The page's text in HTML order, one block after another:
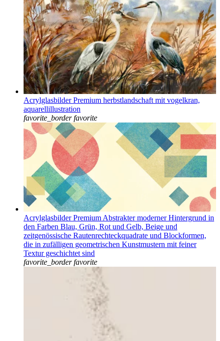
Acrylglasbilder Premium herbstlandschaft mit vogelkran,
aquarellillustration
favorite_border favorite
Acrylglasbilder Premium Abstrakter moderner Hintergrund in
den Farben Blau, Grün, Rot und Gelb, Beige und
zeitgenössische Rautenrechteckquadrate und Blockformen,
die in zufälligen geometrischen Kunstmustern mit feiner
Textur geschichtet sind
favorite_border favorite